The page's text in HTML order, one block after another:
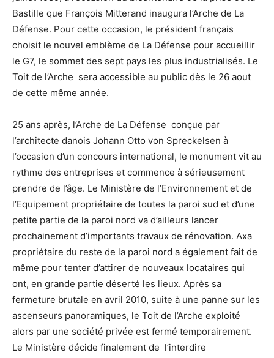
Bastille que François Mitterand inaugura l’Arche de La
Défense. Pour cette occasion, le président français
choisit le nouvel emblème de La Défense pour accueillir
le G7, le sommet des sept pays les plus industrialisés. Le
Toit de l’Arche sera accessible au public dès le 26 aout
de cette même année.
25 ans après, l’Arche de La Défense conçue par
l’architecte danois Johann Otto von Spreckelsen à
l’occasion d’un concours international, le monument vit au
rythme des entreprises et commence à sérieusement
prendre de l’âge. Le Ministère de l’Environnement et de
l’Equipement propriétaire de toutes la paroi sud et d’une
petite partie de la paroi nord va d’ailleurs lancer
prochainement d’importants travaux de rénovation. Axa
propriétaire du reste de la paroi nord a également fait de
même pour tenter d’attirer de nouveaux locataires qui
ont, en grande partie déserté les lieux. Après sa
fermeture brutale en avril 2010, suite à une panne sur les
ascenseurs panoramiques, le Toit de l’Arche exploité
alors par une société privée est fermé temporairement.
Le Ministère décide finalement de l’interdire